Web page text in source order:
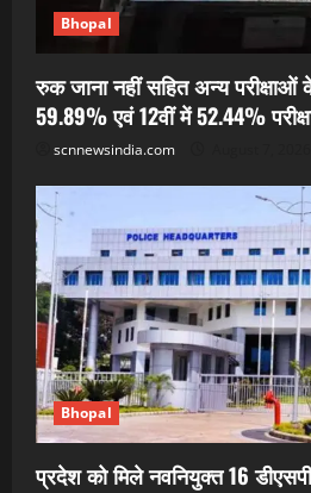
Bhopal
रुक जाना नहीं सहित अन्य परीक्षाओं
59.89% एवं 12वीं में 52.44%
scnnewsindia.com
Bhopal
प्रदेश को मिले नवनियुक्त 16 डीएसपी